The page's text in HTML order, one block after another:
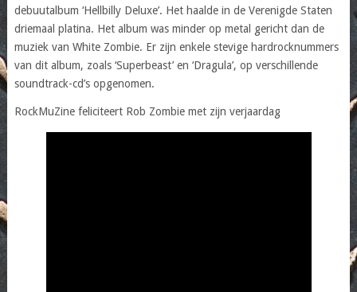
debuutalbum ‘Hellbilly Deluxe’. Het haalde in de Verenigde Staten
driemaal platina. Het album was minder op metal gericht dan de
muziek van White Zombie. Er zijn enkele stevige hardrocknummers
van dit album, zoals ‘Superbeast’ en ‘Dragula’, op verschillende
soundtrack-cd’s opgenomen.
RockMuZine feliciteert Rob Zombie met zijn verjaardag